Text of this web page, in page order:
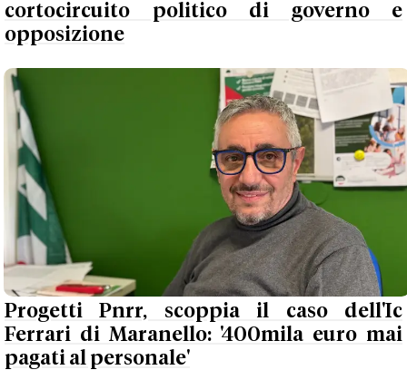
cortocircuito politico di governo e
opposizione
Progetti Pnrr, scoppia il caso dell'Ic
Ferrari di Maranello: '400mila euro mai
pagati al personale'